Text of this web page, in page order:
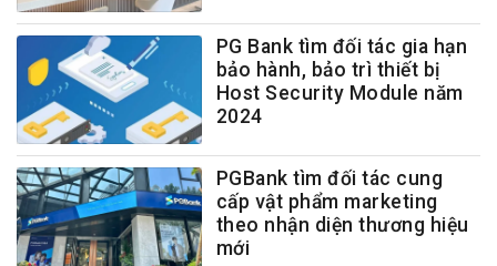
PG Bank tìm đối tác gia hạn
bảo hành, bảo trì thiết bị
Host Security Module năm
2024
PGBank tìm đối tác cung
cấp vật phẩm marketing
theo nhận diện thương hiệu
mới